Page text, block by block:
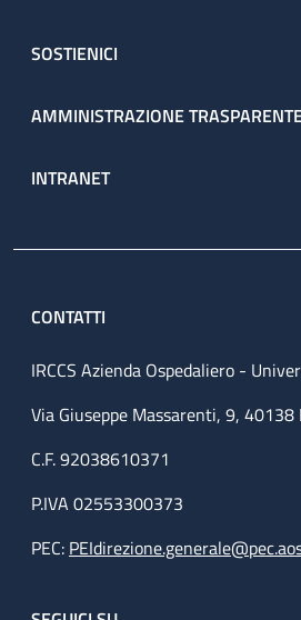
SOSTIENICI
AMMINISTRAZIONE
INTRANET
CONTATTI
IRCCS Azienda Ospedaliero -
Via Giuseppe Massarenti, 9, 40138
C.F. 92038610371
P.IVA 02553300373
PEC: